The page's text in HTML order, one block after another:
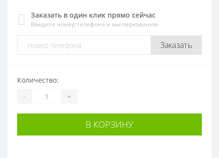
Заказать в один клик прямо сейчас
Введите номер телефона и мы перезвоним
Заказать
Количество:
- +
В КОРЗИНУ